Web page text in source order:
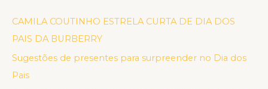
CAMILA COUTINHO ESTRELA CURTA DE DIA DOS
PAIS DA BURBERRY
Sugestões de presentes para surpreender no Dia dos
Pais